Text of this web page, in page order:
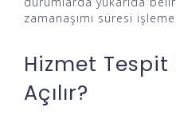
zamanaşımı süresi
Hizmet Tespit
Açılır?